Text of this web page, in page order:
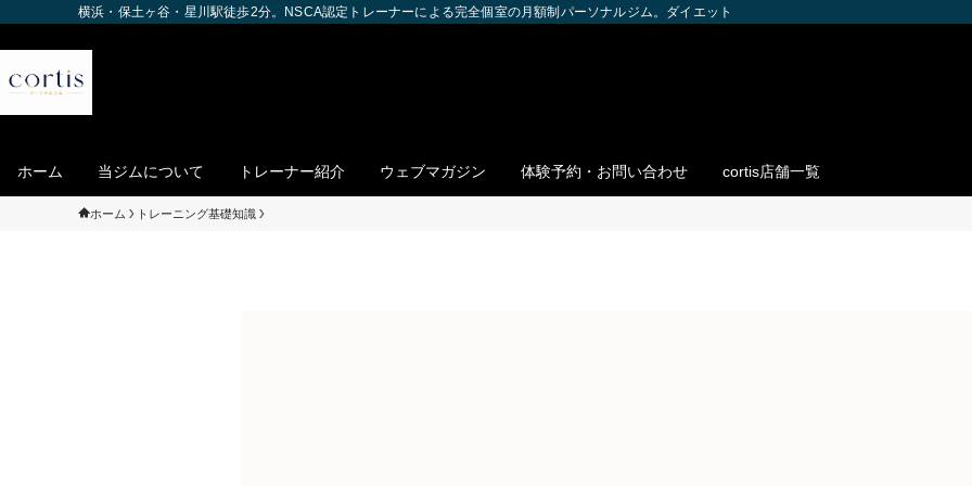
横浜・保土ヶ谷・星川駅徒歩2分。NSCA認定トレーナーによる完全個室の月額制パーソナルジム。ダイエット・ボディメイク・筋トレを個別サポート
ホーム 当ジムについて トレーナー紹介 ウェブマガジン 体験予約・お問い合わせ cortis店舗一覧
ホーム トレーニング基礎知識